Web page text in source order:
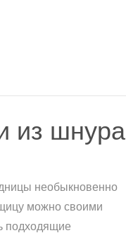
из шнура
необыкновенно
можно своими
подходящие